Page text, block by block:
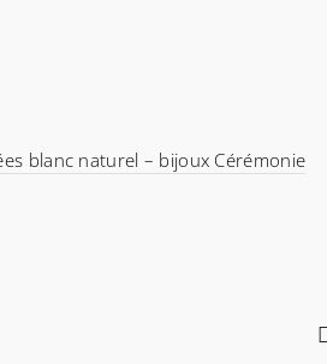
blanc naturel – bijoux Cérémonie